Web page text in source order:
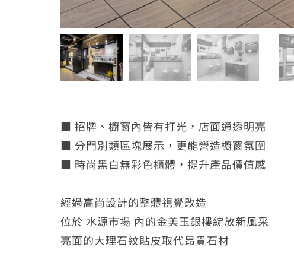
■ 招牌、櫥窗內皆有打光，店面通透明亮
■ 分門別類區塊展示，更能營造櫥窗氛圍
■ 時尚黑白無彩色櫃體，提升產品價值感
經過高尚設計的整體視覺改造
位於 水源市場 內的金美玉銀樓綻放新風采
亮面的大理石紋貼皮取代昂貴石材